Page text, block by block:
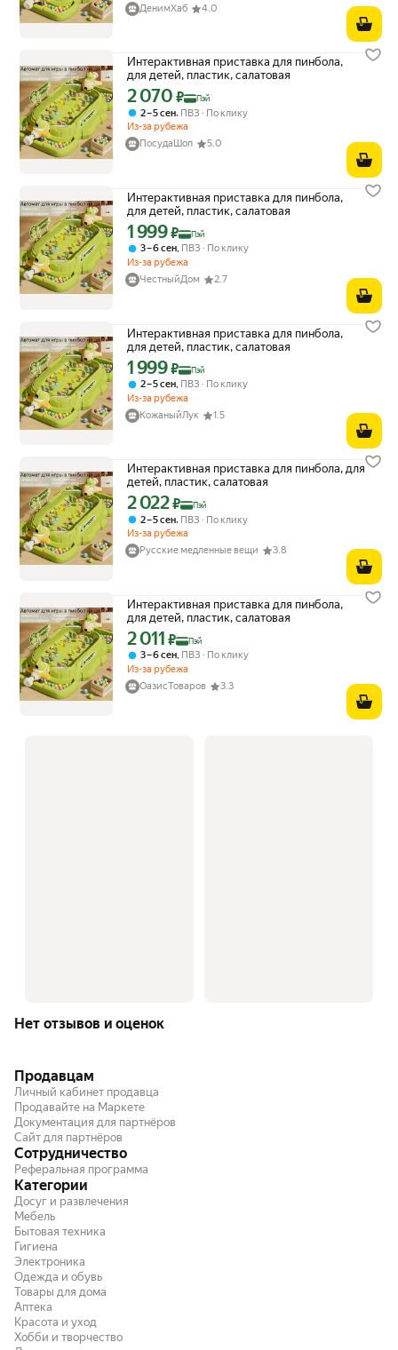
ДенимХаб
4.0
Интерактивная приставка для пинбола,
для детей, пластик, салатовая
Цена с картой Яндекс Пэй 2070 ₽ вместо
2 070 ₽ Пэй
2 – 5 сен, ПВЗ
По клику
Из-за рубежа
ПосудаШоп
5.0
Интерактивная приставка для пинбола,
для детей, пластик, салатовая
Цена с картой Яндекс Пэй 1999 ₽ вместо
1 999₽ Пэй
3 – 6 сен, ПВЗ
По клику
Из-за рубежа
ЧестныйДом
2.7
Интерактивная приставка для пинбола,
для детей, пластик, салатовая
Цена с картой Яндекс Пэй 1999 ₽ вместо
1 999₽ Пэй
2 – 5 сен ПВЗ
По клику
Из-за рубежа
КожаныйЛук
1.5
Интерактивная приставка для пинбола, для
детей, пластик, салатовая
Цена с картой Яндекс Пэй 2022 ₽ вместо
2 022₽ Пэй
2 – 5 сен, ПВЗ
По клику
Из-за рубежа
Русские медленные вещи
3.8
Интерактивная приставка для пинбола,
для детей, пластик, салатовая
Цена с картой Яндекс Пэй 2011 ₽ вместо
2 011 ₽ Пэй
3 – 6 сен, ПВЗ
По клику
Из-за рубежа
ОазисТоваров
3.3
Нет отзывов и оценок
Продавцам
Личный кабинет продавца
Продавайте на Маркете
Документация для партнёров
Сайт для партнёров
Сотрудничество
Реферальная программа
Категории
Досуг и развлечения
Мебель
Бытовая техника
Гигиена
Электроника
Одежда и обувь
Товары для дома
Аптека
Красота и уход
Хобби и творчество